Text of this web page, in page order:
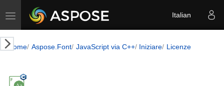
Toggle navigation Italian
Home Aspose.Font JavaScript via C++ Iniziare Licenze